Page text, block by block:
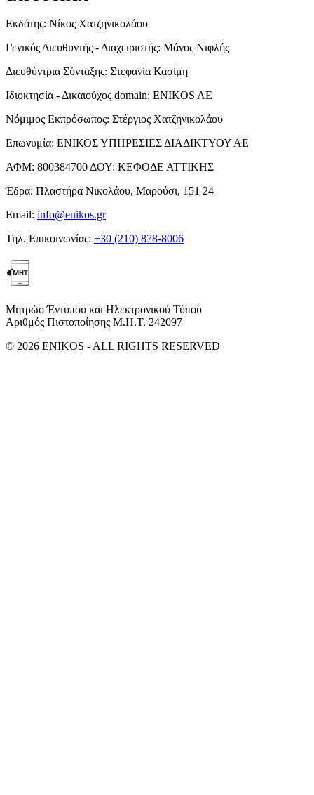
Εκδότης: Νίκος Χατζηνικολάου
Γενικός Διευθυντής - Διαχειριστής: Μάνος Νιφλής
Διευθύντρια Σύνταξης: Στεφανία Κασίμη
Ιδιοκτησία - Δικαιούχος domain: ENIKOS AE
Νόμιμος Εκπρόσωπος: Στέργιος Χατζηνικολάου
Επωνυμία: ΕΝΙΚΟΣ ΥΠΗΡΕΣΙΕΣ ΔΙΑΔΙΚΤΥΟΥ ΑΕ
ΑΦΜ: 800384700 ΔΟΥ: ΚΕΦΟΔΕ ΑΤΤΙΚΗΣ
Έδρα: Πλαστήρα Νικολάου, Μαρούσι, 151 24
Email: info@enikos.gr
Τηλ. Επικοινωνίας: +30 (210) 878-8006
Μητρώο Έντυπου και Ηλεκτρονικού Τύπου
Αριθμός Πιστοποίησης Μ.Η.Τ. 242097
© 2026 ENIKOS - ALL RIGHTS RESERVED